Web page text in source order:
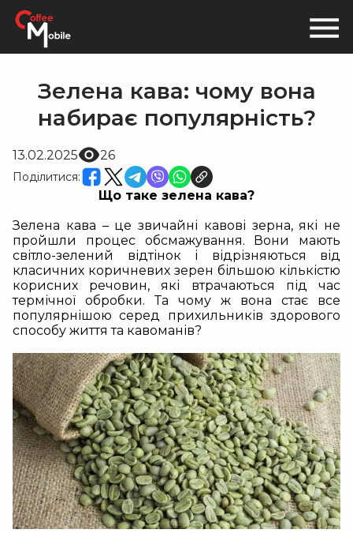
Зелена кава: чому вона
набирає популярність?
13.02.2025 26
Поділитися:
Що таке зелена кава?
Зелена кава – це звичайні кавові зерна, які не
пройшли процес обсмажування. Вони мають
світло-зелений відтінок і відрізняються від
класичних коричневих зерен більшою кількістю
корисних речовин, які втрачаються під час
термічної обробки. Та чому ж вона стає все
популярнішою серед прихильників здорового
способу життя та кавоманів?